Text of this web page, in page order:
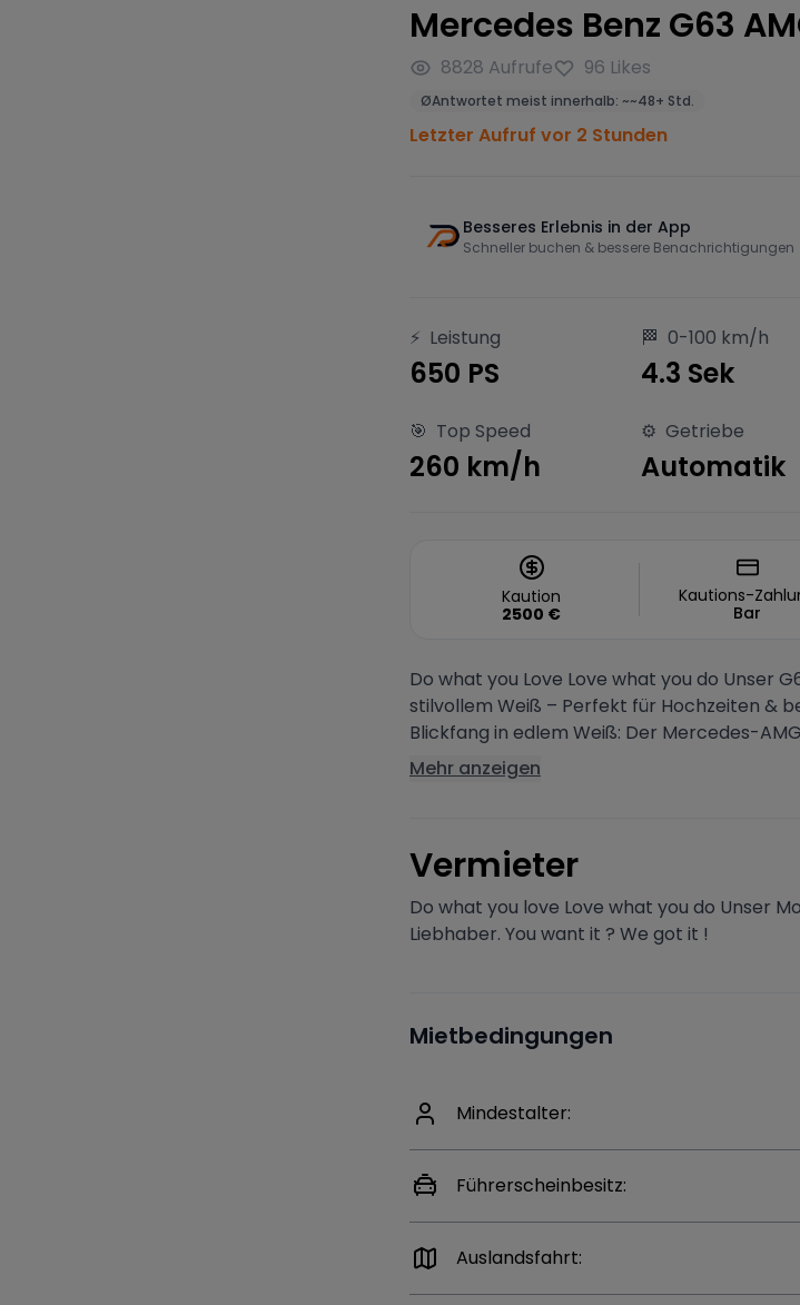
Mercedes Benz G63
8828 Aufrufe 96 Likes
ØAntwortet meist innerhalb: ~~48+ Std.
Letzter Aufruf vor 2 Stunden
Besseres Erlebnis in der App
Schneller buchen & bessere Benachrichtigungen
⚡ Leistung
650 PS
🏁 0-100 km/h
4.3 Sek
🎯 Top Speed
260 km/h
⚙️ Getriebe
Automatik
Kaution
2500 €
Kautions-
Bar
Do what you Love Love what you do Unser
stilvollem Weiß – Perfekt für Hochzeiten &
Blickfang in edlem Weiß: Der Mercedes-
Mehr anzeigen
Vermieter
Do what you love Love what you do Unser
Liebhaber. You want it ? We got it !
Mietbedingungen
Mindestalter:
Führerscheinbesitz:
Auslandsfahrt: